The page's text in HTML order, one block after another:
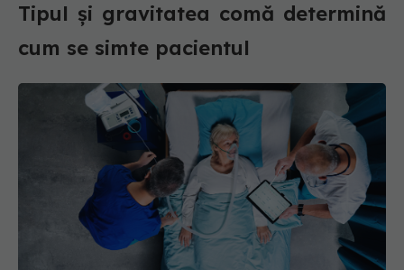
Tipul și gravitatea comă determină
cum se simte pacientul